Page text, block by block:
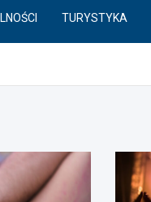
TURYSTYKA